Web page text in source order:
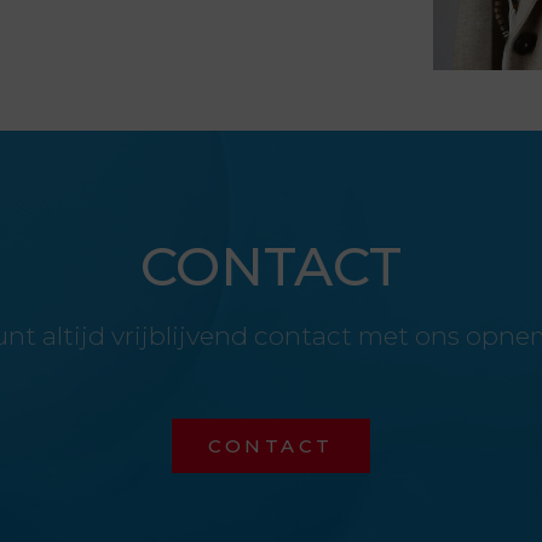
CONTACT
altijd vrijblijvend contact met ons
CONTACT